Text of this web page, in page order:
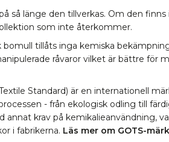
så länge den tillverkas. Om den finns
som inte återkommer.
tillåts inga kemiska
råvaror vilket är bättre för
Standard) är en internationell
- från ekologisk odling till
annat krav på kemikalieanvändning,
i fabrikerna. Läs mer om GOTS-